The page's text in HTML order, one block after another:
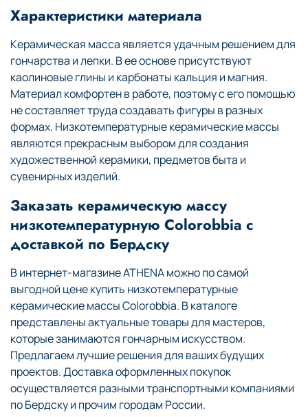
Характеристики материала
Керамическая масса является удачным решением для
гончарства и лепки. В ее основе присутствуют
каолиновые глины и карбонаты кальция и магния.
Материал комфортен в работе, поэтому с его помощью
не составляет труда создавать фигуры в разных
формах. Низкотемпературные керамические массы
являются прекрасным выбором для создания
художественной керамики, предметов быта и
сувенирных изделий.
Заказать керамическую массу
низкотемпературную Colorobbia с
доставкой по Бердску
В интернет-магазине ATHENA можно по самой
выгодной цене купить низкотемпературные
керамические массы Colorobbia. В каталоге
представлены актуальные товары для мастеров,
которые занимаются гончарным искусством.
Предлагаем лучшие решения для ваших будущих
проектов. Доставка оформленных покупок
осуществляется разными транспортными компаниями
по Бердску и прочим городам России.